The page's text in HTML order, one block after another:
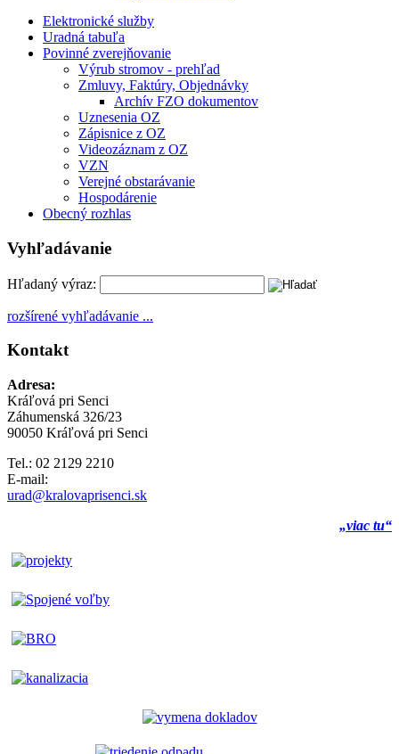
Elektronické služby
Uradná tabuľa
Povinné zverejňovanie
Výrub stromov - prehľad
Zmluvy, Faktúry, Objednávky
Archív FZO dokumentov
Uznesenia OZ
Zápisnice z OZ
Videozáznam z OZ
VZN
Verejné obstarávanie
Hospodárenie
Obecný rozhlas
Vyhľadávanie
Hľadaný výraz:
rozšírené vyhľadávanie ...
Kontakt
Adresa:
Kráľová pri Senci
Záhumenská 326/23
90050 Kráľová pri Senci
Tel.: 02 2129 2210
E-mail:
urad@kralovaprisenci.sk
„viac tu“